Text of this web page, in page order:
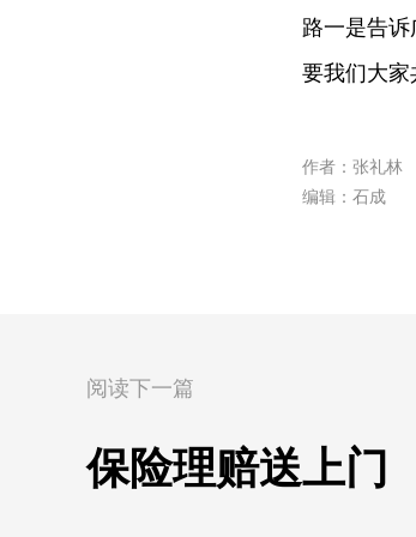
路一是告
要我们大家
作者：张礼林
编辑：石成
阅读下一篇
保险理赔送上